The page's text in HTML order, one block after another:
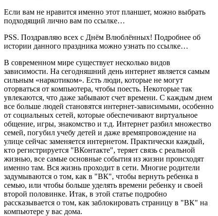
Если вам не нравится именно этот планшет, можно выбрать
подходящий лично вам по ссылке…
PSS. Поздравляю всех с Днём Влюблённых! Подробнее об
истории данного праздника можно узнать по ссылке…
В современном мире существует несколько видов
зависимости. На сегодняшний день интернет является самым
сильным «наркотиком». Есть люди, которые не могут
оторваться от компьютера, чтобы поесть. Некоторые так
увлекаются, что даже забывают счет времени. С каждым днем
все больше людей становятся интернет-зависимыми, особенно
от социальных сетей, которые обеспечивают виртуальное
общение, игры, знакомство и т.д. Интернет разбил множество
семей, погубил учебу детей и даже времяпровождение на
улице сейчас заменяется интернетом. Практически каждый,
кто регистрируется "ВКонтакте", теряет связь с реальной
жизнью, все самые основные события из жизни происходят
именно там. Вся жизнь проходит в сети. Многие родители
задумываются о том, как в "ВК", чтобы вернуть ребенка в
семью, или чтобы больше уделять времени ребенку и своей
второй половинке. Итак, в этой статье подробно
рассказывается о том, как заблокировать страницу в "ВК" на
компьютере у вас дома.